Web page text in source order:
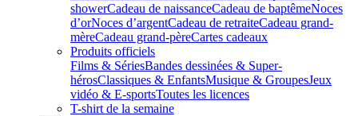
showerCadeau de naissanceCadeau de baptêmeNoces
d’orNoces d’argentCadeau de retraiteCadeau grand-
mèreCadeau grand-pèreCartes cadeaux
Produits officiels
Films & SériesBandes dessinées & Super-
hérosClassiques & EnfantsMusique & GroupesJeux
vidéo & E-sportsToutes les licences
T-shirt de la semaine